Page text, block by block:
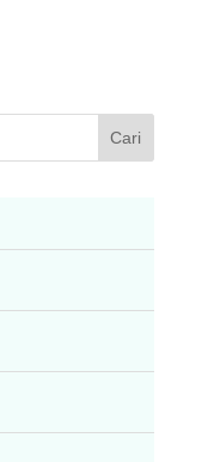
Cari